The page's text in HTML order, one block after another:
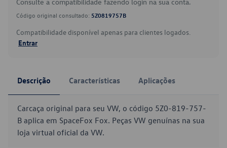
Código original consultado: 5Z0819757B
Compatibilidade disponível apenas para clientes logados.
Entrar
Descrição Características Aplicações
Carcaça original para seu VW, o código 5Z0-819-757-
B aplica em SpaceFox Fox. Peças VW genuínas na sua
loja virtual oficial da VW.